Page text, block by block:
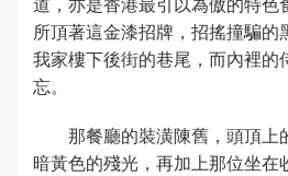
所頂著這金漆招牌，招搖撞騙
我家樓下後街的巷尾，而內裡的
忘。
那餐廳的裝潢陳舊，頭頂上
暗黃色的殘光，再加上那位坐在